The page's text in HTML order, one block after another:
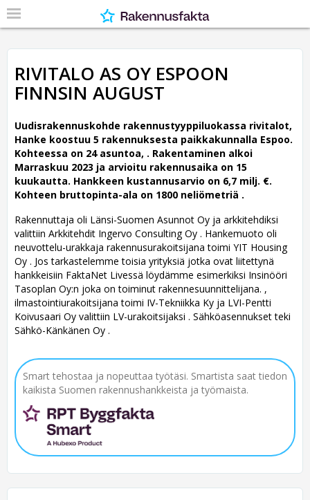
RIVITALO AS OY ESPOON
FINNSIN AUGUST
Uudisrakennuskohde rakennustyyppiluokassa rivitalot,
Hanke koostuu 5 rakennuksesta paikkakunnalla Espoo.
Kohteessa on 24 asuntoa, . Rakentaminen alkoi
Marraskuu 2023 ja arvioitu rakennusaika on 15
kuukautta. Hankkeen kustannusarvio on 6,7 milj. €.
Kohteen bruttopinta-ala on 1800 neliömetriä .
Rakennuttaja oli Länsi-Suomen Asunnot Oy ja arkkitehdiksi
valittiin Arkkitehdit Ingervo Consulting Oy . Hankemuoto oli
neuvottelu-urakkaja rakennusurakoitsijana toimi YIT Housing
Oy . Jos tarkastelemme toisia yrityksiä jotka ovat liitettynä
hankkeisiin FaktaNet Livessä löydämme esimerkiksi Insinööri
Tasoplan Oy:n joka on toiminut rakennesuunnittelijana. ,
ilmastointiurakoitsijana toimi IV-Tekniikka Ky ja LVI-Pentti
Koivusaari Oy valittiin LV-urakoitsijaksi . Sähköasennukset teki
Sähkö-Känkänen Oy .
Smart tehostaa ja nopeuttaa työtäsi. Smartista saat tiedon
kaikista Suomen rakennushankkeista ja työmaista.